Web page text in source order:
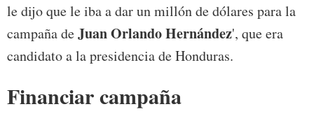
le dijo que le iba a dar un millón de dólares para la
campaña deJuan Orlando Hernández', que era
candidato a la presidencia de Honduras.
Financiar campaña